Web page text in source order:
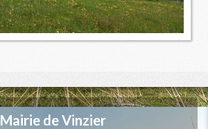
Mairie de Vinzier